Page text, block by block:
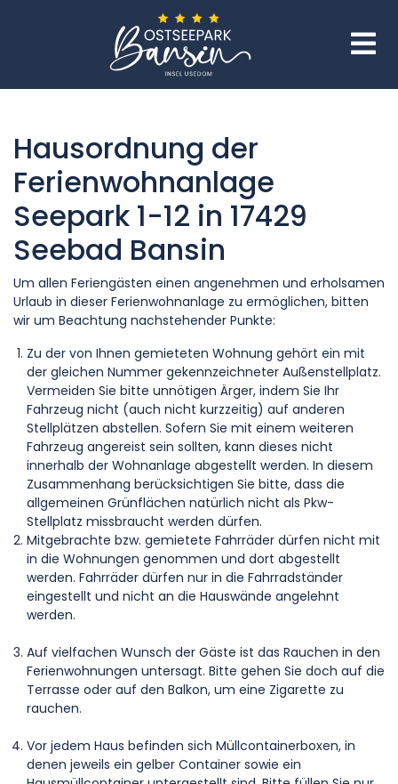
Hausordnung der
Ferienwohnanlage
Seepark 1-12 in 17429
Seebad Bansin
Um allen Feriengästen einen angenehmen und erholsamen
Urlaub in dieser Ferienwohnanlage zu ermöglichen, bitten
wir um Beachtung nachstehender Punkte:
Zu der von Ihnen gemieteten Wohnung gehört ein mit
der gleichen Nummer gekennzeichneter Außenstellplatz.
Vermeiden Sie bitte unnötigen Ärger, indem Sie Ihr
Fahrzeug nicht (auch nicht kurzzeitig) auf anderen
Stellplätzen abstellen. Sofern Sie mit einem weiteren
Fahrzeug angereist sein sollten, kann dieses nicht
innerhalb der Wohnanlage abgestellt werden. In diesem
Zusammenhang berücksichtigen Sie bitte, dass die
allgemeinen Grünflächen natürlich nicht als Pkw-
Stellplatz missbraucht werden dürfen.
Mitgebrachte bzw. gemietete Fahrräder dürfen nicht mit
in die Wohnungen genommen und dort abgestellt
werden. Fahrräder dürfen nur in die Fahrradständer
eingestellt und nicht an die Hauswände angelehnt
werden.
Auf vielfachen Wunsch der Gäste ist das Rauchen in den
Ferienwohnungen untersagt. Bitte gehen Sie doch auf die
Terrasse oder auf den Balkon, um eine Zigarette zu
rauchen.
Vor jedem Haus befinden sich Müllcontainerboxen, in
denen jeweils ein gelber Container sowie ein